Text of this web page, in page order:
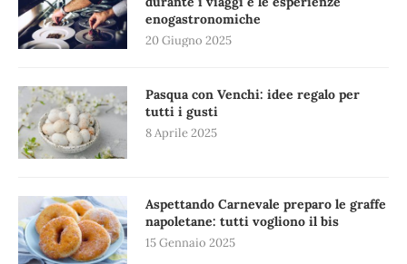
enogastronomiche
20 Giugno 2025
Pasqua con Venchi: idee regalo per
tutti i gusti
8 Aprile 2025
Aspettando Carnevale preparo le graffe
napoletane: tutti vogliono il bis
15 Gennaio 2025